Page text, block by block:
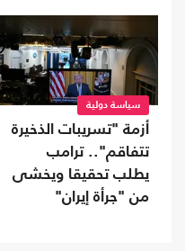
سياسة دولية
أزمة "تسريبات الذخيرة
تتفاقم".. ترامب
يطلب تحقيقا ويخشى
من "جرأة إيران"